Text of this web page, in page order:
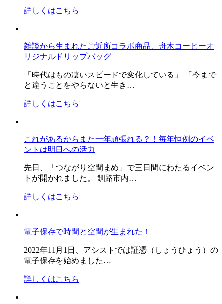
詳しくはこちら
雑談から生まれたご近所コラボ商品、舟木コーヒーオ
リジナルドリップバッグ
「時代はもの凄いスピードで変化している」 「今まで
と違うことをやらないと生き…
詳しくはこちら
これがあるからまた一年頑張れる？！毎年恒例のイベ
ントは明日への活力
先日、「つながり空間まめ」で三日間にわたるイベン
トが開かれました。 釧路市内…
詳しくはこちら
電子保存で時間と空間が生まれた！
2022年11月1日、アシストでは証憑（しょうひょう）の
電子保存を始めました…
詳しくはこちら